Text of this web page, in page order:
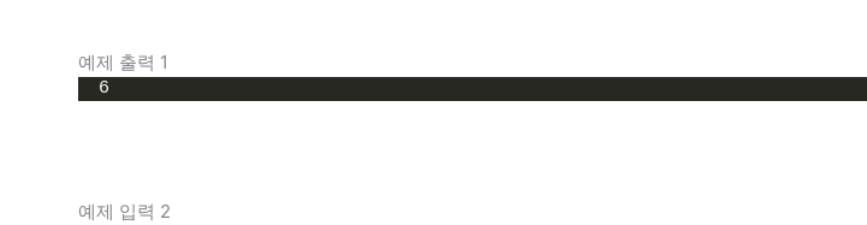
예제 출력 1
6
예제 입력 2